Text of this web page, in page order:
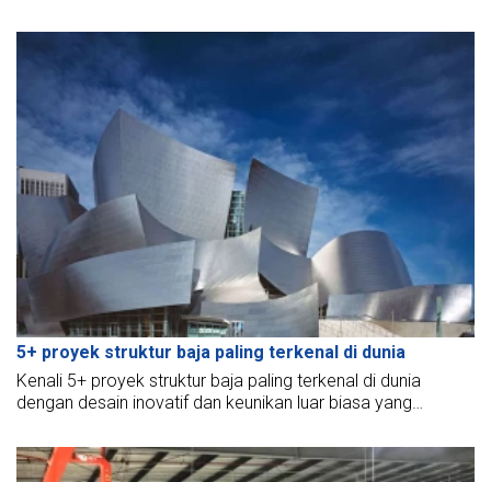
saja fitur dari struktur baja? Perusahaan konstruksi struktur
baja mana yang paling terpercaya? Dalam artikel ini, BMB
Steel akan menjawab pertanyaan-pertanyaan ini untuk
5+ proyek struktur baja paling terkenal di dunia
Kenali 5+ proyek struktur baja paling terkenal di dunia
dengan desain inovatif dan keunikan luar biasa yang